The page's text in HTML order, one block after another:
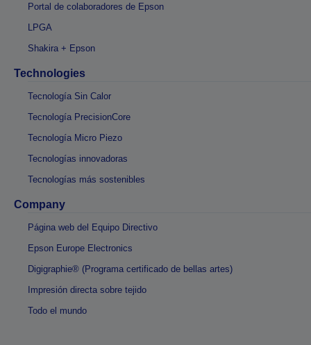
Portal de colaboradores de Epson
LPGA
Shakira + Epson
Technologies
Tecnología Sin Calor
Tecnología PrecisionCore
Tecnología Micro Piezo
Tecnologías innovadoras
Tecnologías más sostenibles
Company
Página web del Equipo Directivo
Epson Europe Electronics
Digigraphie® (Programa certificado de bellas artes)
Impresión directa sobre tejido
Todo el mundo